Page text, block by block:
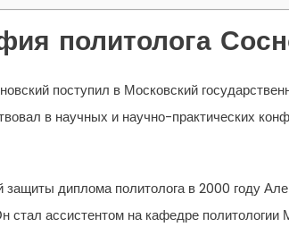
политолога
поступил в Московский
в научных и научно-практических
диплома политолога в 2000 году
стал ассистентом на кафедре